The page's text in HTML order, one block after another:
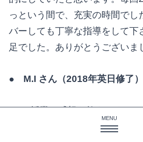
MENU
っという間で、充実の時間でし
バーしても丁寧な指導をして下
足でした。ありがとうございま
● M.I さん（2018年英日修了）
Q.
授業の感想を教えてくだ
授業では、生徒の作った字幕や